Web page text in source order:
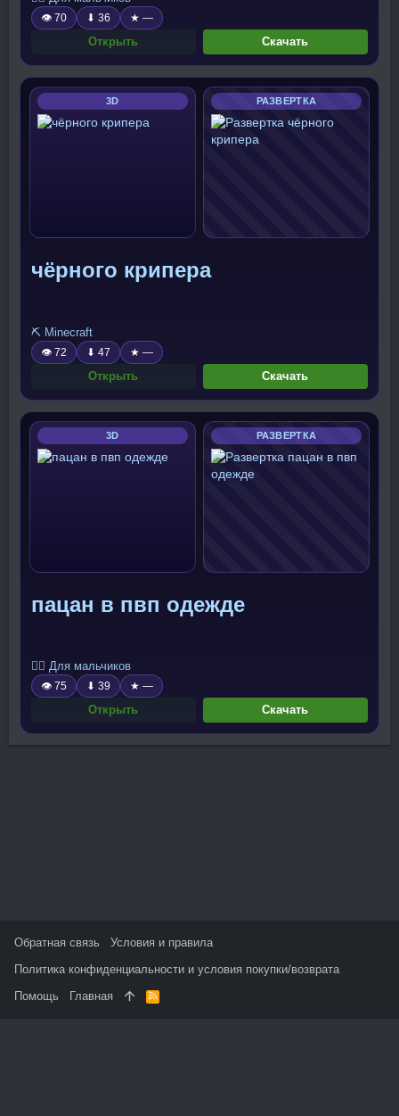
👁 70 ⬇ 36 ★ —
Открыть Скачать
3D РАЗВЕРТКА
чёрного крипера
⛏️ Minecraft
👁 72 ⬇ 47 ★ —
Открыть Скачать
3D РАЗВЕРТКА
пацан в пвп одежде
🧍‍♂️ Для мальчиков
👁 75 ⬇ 39 ★ —
Открыть Скачать
Обратная связь
Условия и правила
Политика конфиденциальности и условия покупки/возврата
Помощь
Главная
R